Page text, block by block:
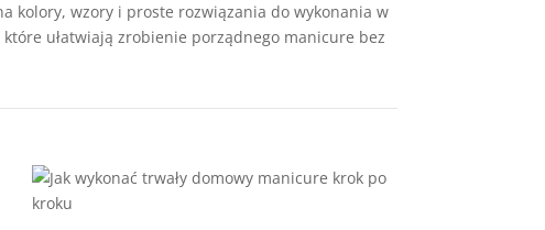
kolory, wzory i proste rozwiązania do wykonania w
ułatwiają zrobienie porządnego manicure bez